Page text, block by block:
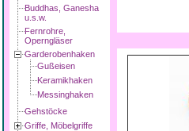
Buddhas, Ganesha
u.s.w.
Fernrohre,
Operngläser
Garderobenhaken
Gußeisen
Keramikhaken
Messinghaken
Gehstöcke
Griffe, Möbelgriffe